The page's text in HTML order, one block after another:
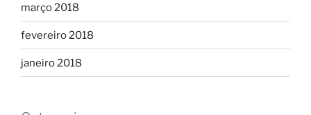
março 2018
fevereiro 2018
janeiro 2018